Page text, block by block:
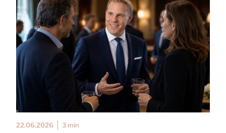
22.06.2026 3 min